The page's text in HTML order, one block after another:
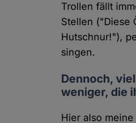
Trollen fällt
Stellen ("Diese
Hutschnur!"),
singen.
Dennoch,
weniger, die
Hier also